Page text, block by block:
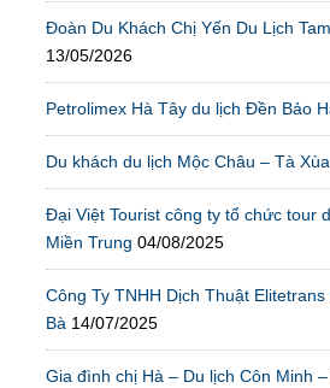
Đoàn Du Khách Chị Yến Du Lịch
13/05/2026
Petrolimex Hà Tây du lịch Đền Bảo
Du khách du lịch Mộc Châu – Tà
Đại Việt Tourist công ty tổ chức tour
Miền Trung 04/08/2025
Công Ty TNHH Dịch Thuật
Bà 14/07/2025
Gia đình chị Hà – Du lịch Côn Minh